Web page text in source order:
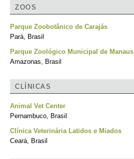
ZOOS
Parque Zoobotânico de Carajás
Pará, Brasil
Parque Zoológico Municipal de Manaus
Amazonas, Brasil
CLÍNICAS
Animal Vet Center
Pernambuco, Brasil
Clínica Veterinária Latidos e Miados
Ceará, Brasil